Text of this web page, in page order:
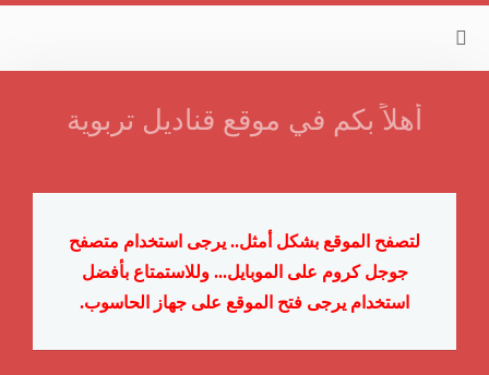
أهلاً بكم في موقع قناديل تربوية
لتصفح الموقع بشكل أمثل.. يرجى استخدام متصفح
جوجل كروم على الموبايل...وللاستمتاع بأفضل
استخدام يرجى فتح الموقع على جهاز الحاسوب.